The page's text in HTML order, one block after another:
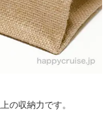
の収納力です。